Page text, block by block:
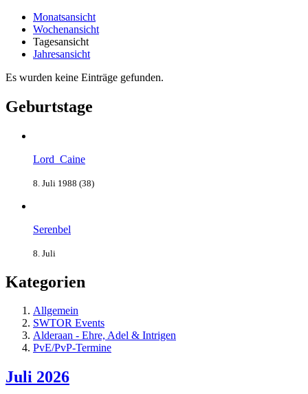
Monatsansicht
Wochenansicht
Tagesansicht
Jahresansicht
Es wurden keine Einträge gefunden.
Geburtstage
Lord_Caine
8. Juli 1988 (38)
Serenbel
8. Juli
Kategorien
Allgemein
SWTOR Events
Alderaan - Ehre, Adel & Intrigen
PvE/PvP-Termine
Juli 2026